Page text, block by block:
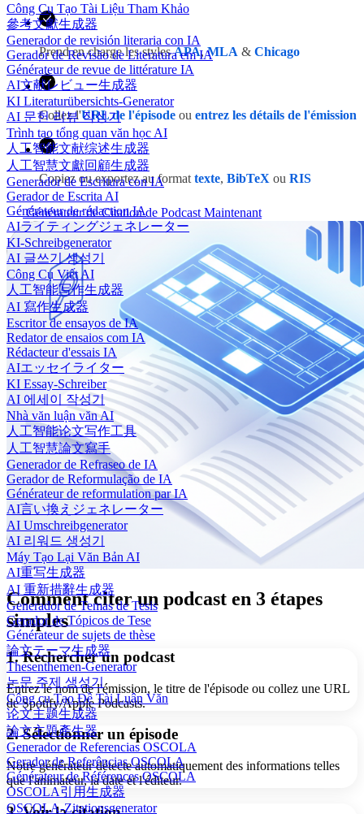
Công Cụ Tạo Tài Liệu Tham Khảo
參考文獻生成器
Generador de revisión literaria con IA
Gerador de Revisão de Literatura em IA
Générateur de revue de littérature IA
AI文献レビュー生成器
KI Literaturübersichts-Generator
AI 문헌 리뷰 작성기
Trình tạo tổng quan văn học AI
人工智能文献综述生成器
人工智慧文獻回顧生成器
Generador de Escritura con IA
Gerador de Escrita AI
Générateur de rédaction IA
AIライティングジェネレーター
KI-Schreibgenerator
AI 글쓰기 생성기
Công Cụ Viết AI
人工智能写作生成器
AI 寫作生成器
Escritor de ensayos de IA
Redator de ensaios com IA
Rédacteur d'essais IA
AIエッセイライター
KI Essay-Schreiber
AI 에세이 작성기
Nhà văn luận văn AI
人工智能论文写作工具
人工智慧論文寫手
Generador de Refraseo de IA
Gerador de Reformulação de IA
Générateur de reformulation par IA
AI言い換えジェネレーター
AI Umschreibgenerator
AI 리워드 생성기
Máy Tạo Lại Văn Bản AI
AI重写生成器
AI 重新措辭生成器
Generador de Temas de Tesis
Gerador de Tópicos de Tese
Générateur de sujets de thèse
論文テーマ生成器
Thesenthemen-Generator
논문 주제 생성기
Công cụ Tạo Đề Tài Luận Văn
论文主题生成器
論文主題產生器
Generador de Referencias OSCOLA
Gerador de Referências OSCOLA
Générateur de Références OSCOLA
OSCOLA引用生成器
OSCOLA-Zitationsgenerator
Prend en charge les stylesAPA,MLA & Chicago
Collez l'URL de l'épisode ou entrez les détails de l'émission
Copiez ou exportez au format texte, BibTeX ou RIS
Générateur de Citation de Podcast Maintenant
Comment citer un podcast en 3 étapes
simples
1. Rechercher un podcast
Entrez le nom de l'émission, le titre de l'épisode ou collez une URL
de Spotify/Apple Podcasts.
2. Sélectionner un épisode
Notre générateur détecte automatiquement des informations telles
que l'animateur, la date et l'éditeur.